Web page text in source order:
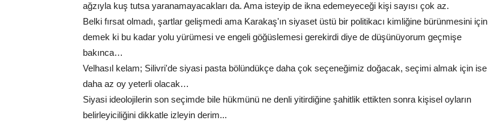
ağzıyla kuş tutsa yaranamayacakları da. Ama isteyip de ikna edemeyeceği kişi sayısı çok az.
Belki fırsat olmadı, şartlar gelişmedi ama Karakaş'ın siyaset üstü bir politikacı kimliğine bürünmesini için
demek ki bu kadar yolu yürümesi ve engeli göğüslemesi gerekirdi diye de düşünüyorum geçmişe
bakınca…
Velhasıl kelam; Silivri'de siyasi pasta bölündükçe daha çok seçeneğimiz doğacak, seçimi almak için ise
daha az oy yeterli olacak…
Siyasi ideolojilerin son seçimde bile hükmünü ne denli yitirdiğine şahitlik ettikten sonra kişisel oyların
belirleyiciliğini dikkatle izleyin derim...